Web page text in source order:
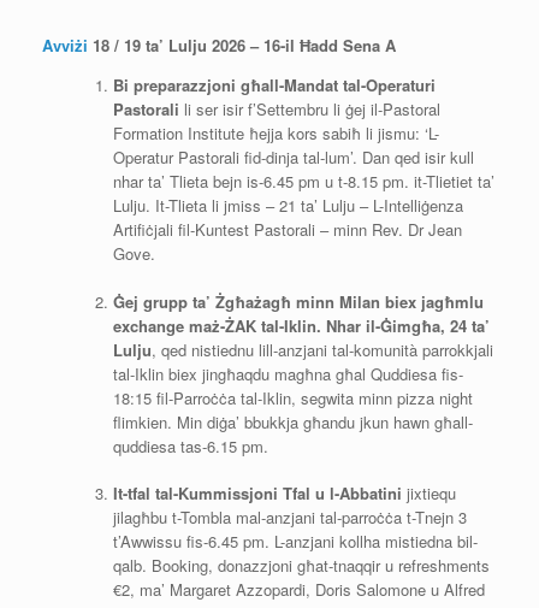
Avviżi 18 / 19 ta’ Lulju 2026 – 16-il Ħadd Sena A
Bi preparazzjoni għall-Mandat tal-Operaturi
Pastorali li ser isir f’Settembru li ġej il-Pastoral
Formation Institute ħejja kors sabiħ li jismu: ‘L-
Operatur Pastorali fid-dinja tal-lum’. Dan qed isir kull
nhar ta’ Tlieta bejn is-6.45 pm u t-8.15 pm. it-Tlietiet ta’
Lulju. It-Tlieta li jmiss – 21 ta’ Lulju – L-Intelliġenza
Artifiċjali fil-Kuntest Pastorali – minn Rev. Dr Jean
Gove.
Ġej grupp ta’ Żgħażagħ minn Milan biex jagħmlu
exchange maż-ŻAK tal-Iklin. Nhar il-Ġimgħa, 24 ta’
Lulju, qed nistiednu lill-anzjani tal-komunità parrokkjali
tal-Iklin biex jingħaqdu magħna għal Quddiesa fis-
18:15 fil-Parroċċa tal-Iklin, segwita minn pizza night
flimkien. Min diġa’ bbukkja għandu jkun hawn għall-
quddiesa tas-6.15 pm.
It-tfal tal-Kummissjoni Tfal u l-Abbatini jixtiequ
jilagħbu t-Tombla mal-anzjani tal-parroċċa t-Tnejn 3
t’Awwissu fis-6.45 pm. L-anzjani kollha mistiedna bil-
qalb. Booking, donazzjoni għat-tnaqqir u refreshments
€2, ma’ Margaret Azzopardi, Doris Salomone u Alfred